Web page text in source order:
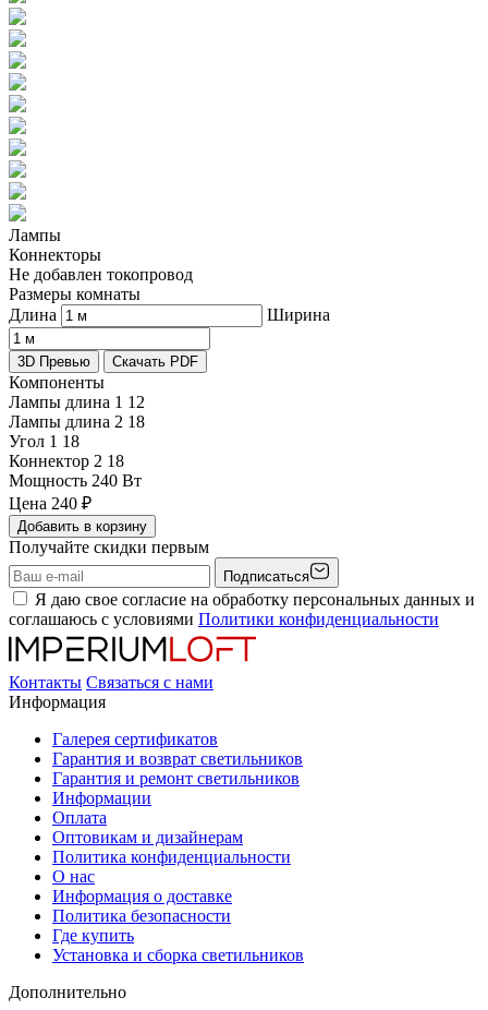
Лампы
Коннекторы
Не добавлен токопровод
Размеры комнаты
Длина
Ширина
3D Превью Скачать PDF
Компоненты
Лампы длина 1 12
Лампы длина 2 18
Угол 1 18
Коннектор 2 18
Мощность 240 Вт
Цена 240 ₽
Добавить в корзину
Получайте скидки первым
Подписаться
Я даю свое согласие на обработку персональных данных и
соглашаюсь с условиями Политики конфиденциальности
Контакты Связаться с нами
Информация
Галерея сертификатов
Гарантия и возврат светильников
Гарантия и ремонт светильников
Информации
Оплата
Оптовикам и дизайнерам
Политика конфиденциальности
О нас
Информация о доставке
Политика безопасности
Где купить
Установка и сборка светильников
Дополнительно